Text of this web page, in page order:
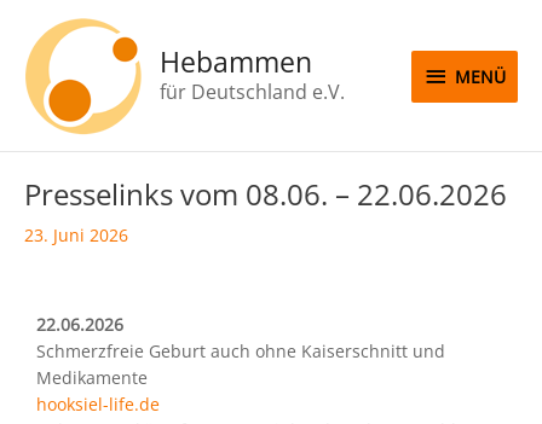
Inhalt
springen
Hebammen
für Deutschland e.V.
MENÜ
Presselinks vom 08.06. – 22.06.2026
23. Juni 2026
22.06.2026
Schmerzfreie Geburt auch ohne Kaiserschnitt und
Medikamente
hooksiel-life.de